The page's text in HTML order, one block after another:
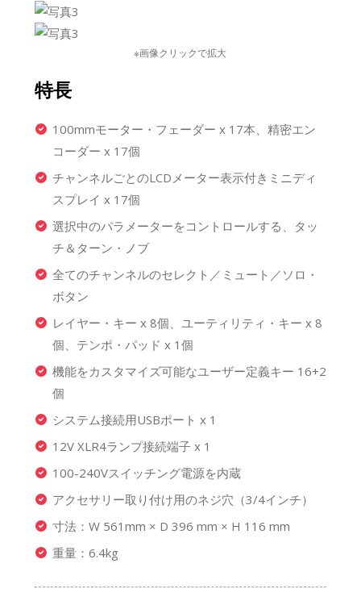
※画像クリックで拡大
特長
100mmモーター・フェーダー x 17本、精密エン
コーダー x 17個
チャンネルごとのLCDメーター表示付きミニディ
スプレイ x 17個
選択中のパラメーターをコントロールする、タッ
チ＆ターン・ノブ
全てのチャンネルのセレクト／ミュート／ソロ・
ボタン
レイヤー・キー x 8個、ユーティリティ・キー x 8
個、テンポ・パッド x 1個
機能をカスタマイズ可能なユーザー定義キー 16+2
個
システム接続用USBポート x 1
12V XLR4ランプ接続端子 x 1
100-240Vスイッチング電源を内蔵
アクセサリー取り付け用のネジ穴（3/4インチ）
寸法：W 561mm × D 396 mm × H 116 mm
重量：6.4kg